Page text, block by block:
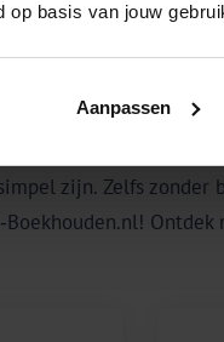
basis van jouw
Aanpassen
tijd en
zijn. Zelfs